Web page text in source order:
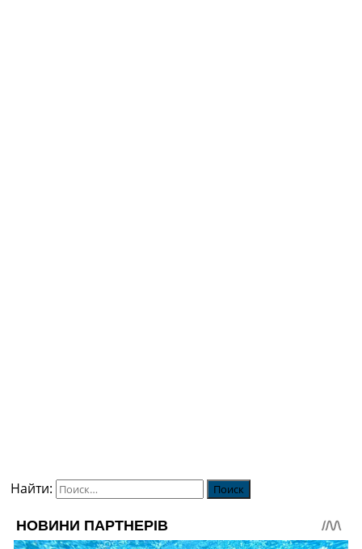
Найти: